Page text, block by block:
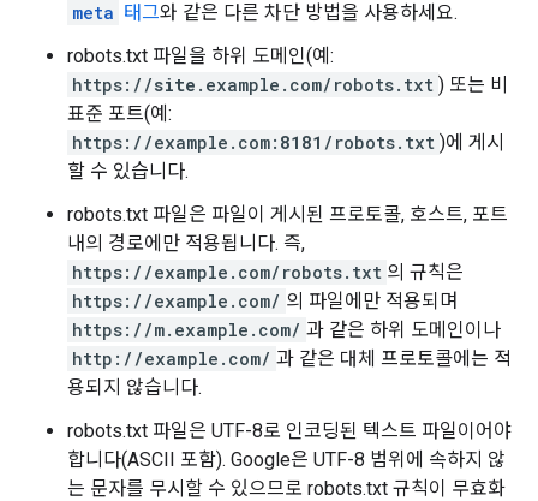
meta 태그와 같은 다른 차단 방법을 사용하세요.
robots.txt 파일을 하위 도메인(예:
https://site .example.com/robots.txt ) 또는 비
표준 포트(예:
https://example.com: 8181 /robots.txt )에 게시
할 수 있습니다.
robots.txt 파일은 파일이 게시된 프로토콜, 호스트, 포트
내의 경로에만 적용됩니다. 즉,
https://example.com/robots.txt 의 규칙은
https://example.com/ 의 파일에만 적용되며
https://m.example.com/ 과 같은 하위 도메인이나
http://example.com/ 과 같은 대체 프로토콜에는 적
용되지 않습니다.
robots.txt 파일은 UTF-8로 인코딩된 텍스트 파일이어야
합니다(ASCII 포함). Google은 UTF-8 범위에 속하지 않
는 문자를 무시할 수 있으므로 robots.txt 규칙이 무효화